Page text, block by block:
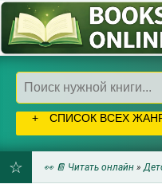
СПИСОК ВСЕХ
👀 📔 Читать онлайн »